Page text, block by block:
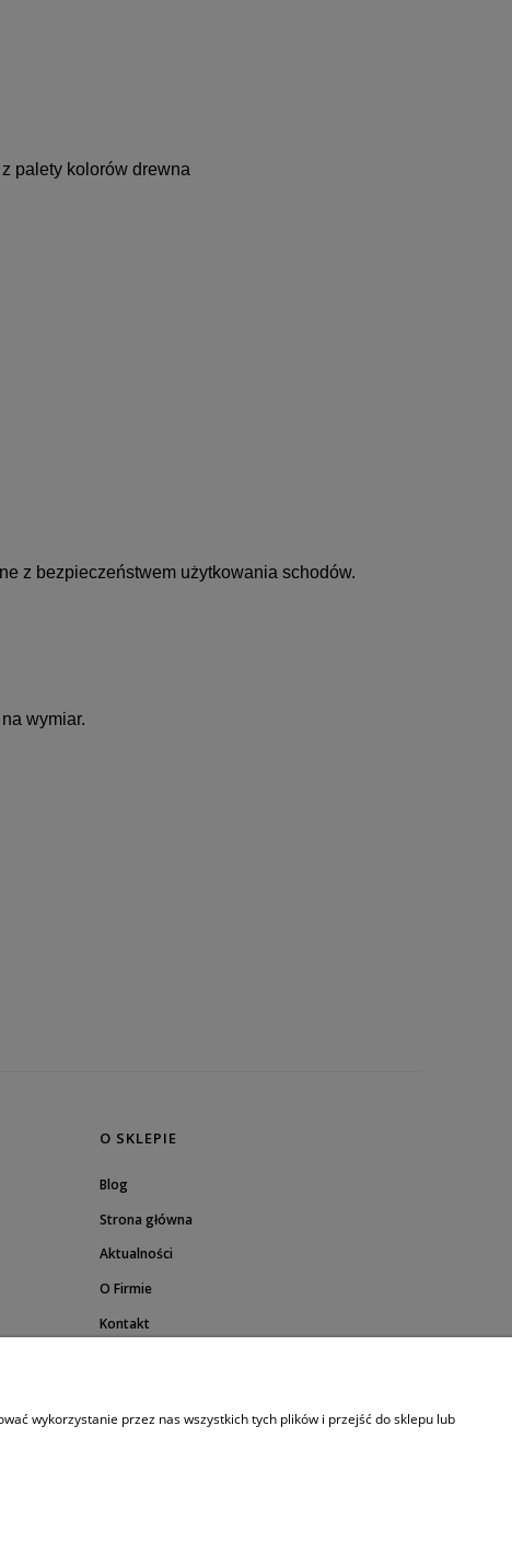
palety kolorów drewna
z bezpieczeństwem użytkowania schodów.
wymiar.
O SKLEPIE
Blog
Strona główna
Aktualności
O Firmie
Kontakt
wykorzystanie przez nas wszystkich tych plików i przejść do sklepu lub